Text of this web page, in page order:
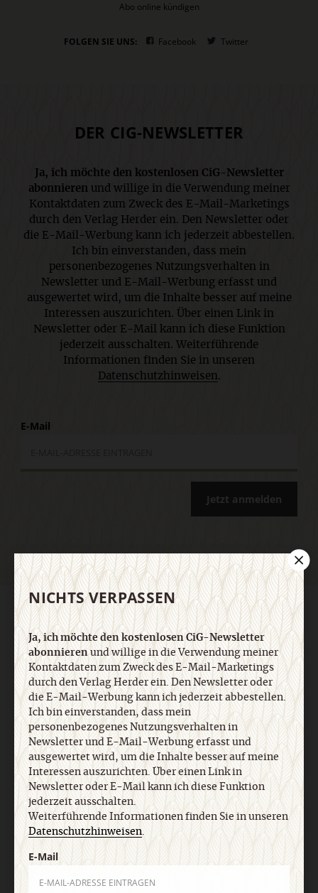
Abo online kündigen
FOLGEN SIE UNS: Facebook Twitter
DER CIG-NEWSLETTER
Ja, ich möchte den kostenlosen CiG-Newsletter
abonnieren und willige in die Verwendung meiner
Kontaktdaten zum Zweck des E-Mail-Marketings
durch den Verlag Herder ein. Den Newsletter oder
die E-Mail-Werbung kann ich jederzeit abbestellen.
Ich bin einverstanden, dass mein
personenbezogenes Nutzungsverhalten in
Newsletter und E-Mail-Werbung erfasst und
ausgewertet wird, um die Inhalte besser auf meine
Interessen auszurichten. Über einen Link in
Newsletter oder E-Mail kann ich diese Funktion
jederzeit ausschalten. Weiterführende
Informationen finden Sie in unseren
Datenschutzhinweisen .
E-Mail
Jetzt anmelden
AGB und Widerrufsbelehrung Datenschutz
Barrierefreiheit
Impressum
Vertrag widerrufen Abo online kündigen
NICHTS VERPASSEN
Ja, ich möchte den kostenlosen CiG-Newsletter
abonnierenund willige in die Verwendung meiner
Kontaktdaten zum Zweck des E-Mail-Marketings
durch den Verlag Herder ein. Den Newsletter oder
die E-Mail-Werbung kann ich jederzeit abbestellen.
Ich bin einverstanden, dass mein
personenbezogenes Nutzungsverhalten in
Newsletter und E-Mail-Werbung erfasst und
ausgewertet wird, um die Inhalte besser auf meine
Interessen auszurichten. Über einen Link in
Newsletter oder E-Mail kann ich diese Funktion
jederzeit ausschalten.
Weiterführende Informationen finden Sie in unseren
Datenschutzhinweisen.
E-Mail